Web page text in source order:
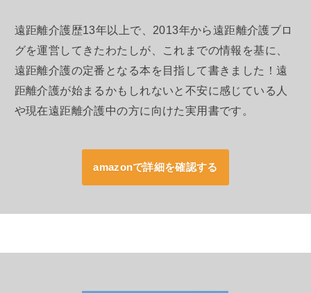
遠距離介護歴13年以上で、2013年から遠距離介護ブロ
グを運営してきたわたしが、これまでの情報を基に、
遠距離介護の定番となる本を目指して書きました！遠
距離介護が始まるかもしれないと不安に感じている人
や現在遠距離介護中の方に向けた実用書です。
amazonで詳細を確認する